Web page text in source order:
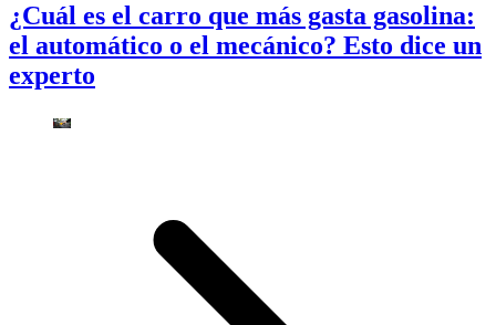
¿Cuál es el carro que más gasta gasolina:
el automático o el mecánico? Esto dice un
experto